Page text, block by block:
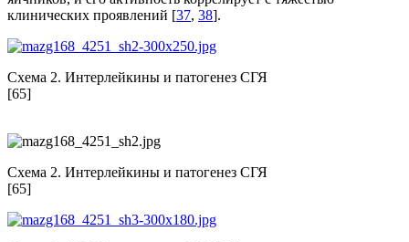
клинических проявлений [37, 38].
Схема 2. Интерлейкины и патогенез СГЯ
[65]
Схема 2. Интерлейкины и патогенез СГЯ
[65]